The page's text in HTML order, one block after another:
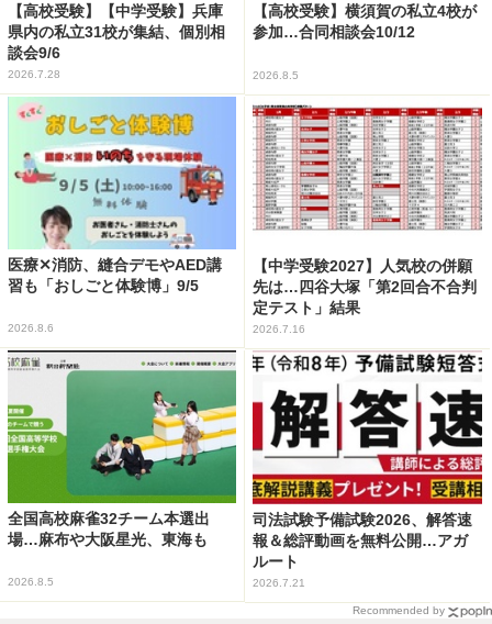
【高校受験】【中学受験】兵庫
県内の私立31校が集結、個別相
談会9/6
2026.7.28
【高校受験】横須賀の私立4校が
参加…合同相談会10/12
2026.8.5
医療✕消防、縫合デモやAED講
習も「おしごと体験博」9/5
2026.8.6
【中学受験2027】人気校の併願
先は…四谷大塚「第2回合不合判
定テスト」結果
2026.7.16
全国高校麻雀32チーム本選出
場…麻布や大阪星光、東海も
2026.8.5
司法試験予備試験2026、解答速
報＆総評動画を無料公開…アガ
ルート
2026.7.21
Recommended by